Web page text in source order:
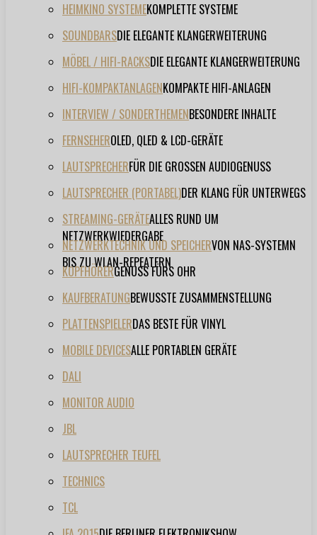
HEIMKINO SYSTEMEKOMPLETTE SYSTEME
SOUNDBARSDIE ELEGANTE KLANGERWEITERUNG
MÖBEL / HIFI-RACKSDIE ELEGANTE KLANGERWEITERUNG
HIFI-KOMPAKTANLAGENKOMPAKTE HIFI-ANLAGEN
INTERVIEW / SONDERTHEMENBESONDERE INHALTE
FERNSEHEROLED, QLED & LCD-GERÄTE
LAUTSPRECHERFÜR DIE GROSSEN AUDIOGENUSS
LAUTSPRECHER (PORTABEL)DER KLANG FÜR UNTERWEGS
STREAMING-GERÄTEALLES RUND UM
NETZWERKWIEDERGABE
NETZWERKTECHNIK UND SPEICHERVON NAS-SYSTEMN
BIS ZU WLAN-REPEATERN
KOPFHÖRERGENUSS FÜRS OHR
KAUFBERATUNGBEWUSSTE ZUSAMMENSTELLUNG
PLATTENSPIELERDAS BESTE FÜR VINYL
MOBILE DEVICESALLE PORTABLEN GERÄTE
DALI
MONITOR AUDIO
JBL
LAUTSPRECHER TEUFEL
TECHNICS
TCL